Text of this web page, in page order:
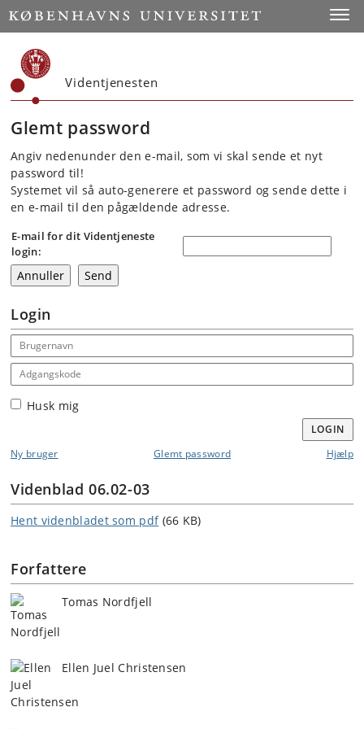
Start
Videntjenesten
Glemt password
Angiv nedenunder den e-mail, som vi skal sende et nyt
password til!
Systemet vil så auto-generere et password og sende dette i
en e-mail til den pågældende adresse.
E-mail for dit Videntjeneste
login:
Login
Email address
Adgangskode
Husk mig
LOGIN
Ny bruger
Glemt password Hjælp
Videnblad 06.02-03
Hent videnbladet som pdf (66 KB)
Forfattere
Tomas Nordfjell
Ellen Juel Christensen